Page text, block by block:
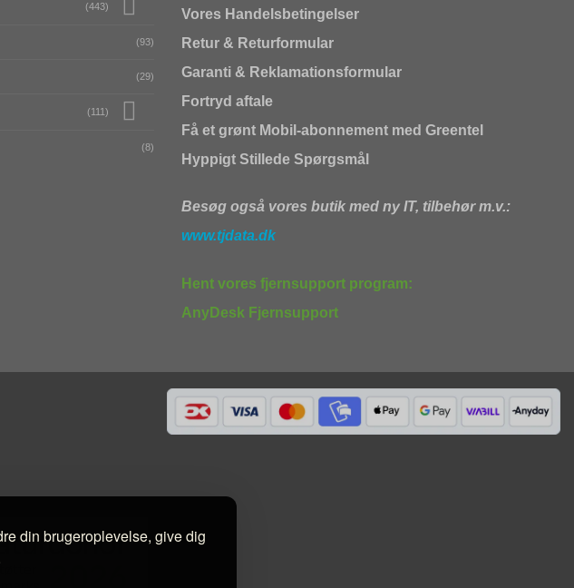
din brugeroplevelse, give dig
(443)
(93)
(29)
(111)
(8)
Vores Handelsbetingelser
Retur & Returformular
Garanti & Reklamationsformular
Fortryd aftale
Få et grønt Mobil-abonnement med Greentel
Hyppigt Stillede Spørgsmål
Besøg også vores butik med ny IT, tilbehør m.v.:
www.tjdata.dk
Hent vores fjernsupport program:
AnyDesk Fjernsupport